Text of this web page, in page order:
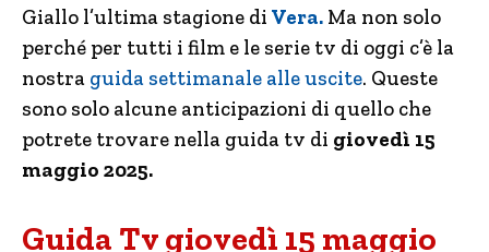
Giallo l’ultima stagione di Vera. Ma non solo
perché per tutti i film e le serie tv di oggi c’è la
nostra guida settimanale alle uscite. Queste
sono solo alcune anticipazioni di quello che
potrete trovare nella guida tv di giovedì 15
maggio 2025.
Guida Tv giovedì 15 maggio